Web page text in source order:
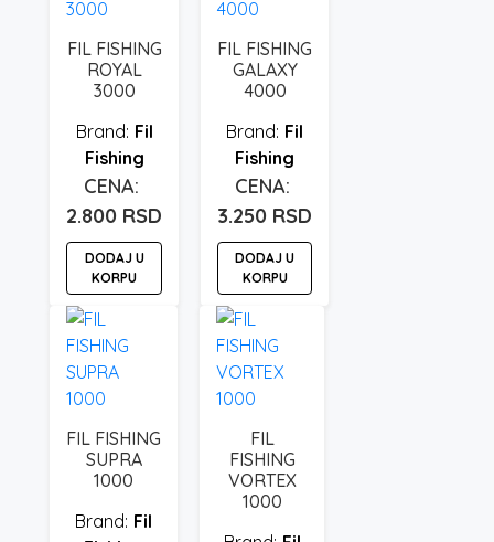
varijanti.
Opcije
mogu
biti
izabrane
na
stranici
proizvoda.
FIL FISHING
ROYAL
3000
Fil
Fishing
2.800 RSD
DODAJ U
KORPU
FIL FISHING
GALAXY
4000
Fil
Fishing
3.250 RSD
DODAJ U
KORPU
FIL FISHING
SUPRA
1000
Fil
FIL
FISHING
VORTEX
1000